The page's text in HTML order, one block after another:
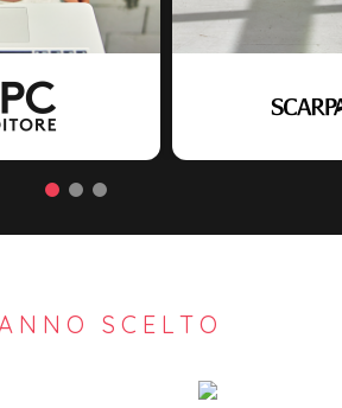
SCELTO